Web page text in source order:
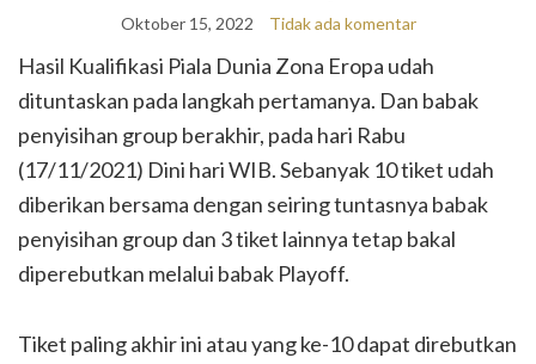
Oktober 15, 2022 Tidak ada komentar
Hasil Kualifikasi Piala Dunia Zona Eropa udah
dituntaskan pada langkah pertamanya. Dan babak
penyisihan group berakhir, pada hari Rabu
(17/11/2021) Dini hari WIB. Sebanyak 10 tiket udah
diberikan bersama dengan seiring tuntasnya babak
penyisihan group dan 3 tiket lainnya tetap bakal
diperebutkan melalui babak Playoff.
Tiket paling akhir ini atau yang ke-10 dapat direbutkan